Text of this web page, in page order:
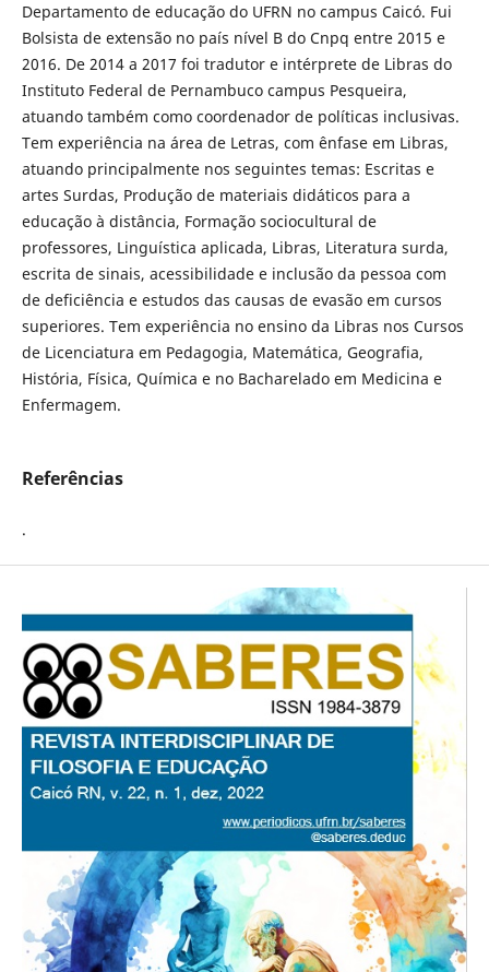
Departamento de educação do UFRN no campus Caicó. Fui
Bolsista de extensão no país nível B do Cnpq entre 2015 e
2016. De 2014 a 2017 foi tradutor e intérprete de Libras do
Instituto Federal de Pernambuco campus Pesqueira,
atuando também como coordenador de políticas inclusivas.
Tem experiência na área de Letras, com ênfase em Libras,
atuando principalmente nos seguintes temas: Escritas e
artes Surdas, Produção de materiais didáticos para a
educação à distância, Formação sociocultural de
professores, Linguística aplicada, Libras, Literatura surda,
escrita de sinais, acessibilidade e inclusão da pessoa com
de deficiência e estudos das causas de evasão em cursos
superiores. Tem experiência no ensino da Libras nos Cursos
de Licenciatura em Pedagogia, Matemática, Geografia,
História, Física, Química e no Bacharelado em Medicina e
Enfermagem.
Referências
.